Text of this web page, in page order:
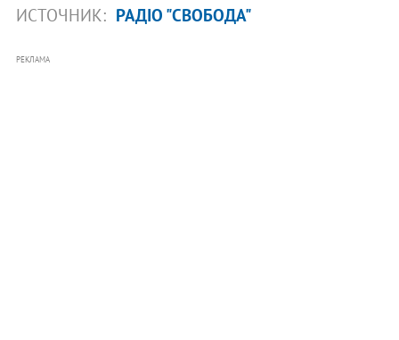
ИСТОЧНИК: РАДІО "СВОБОДА"
РЕКЛАМА